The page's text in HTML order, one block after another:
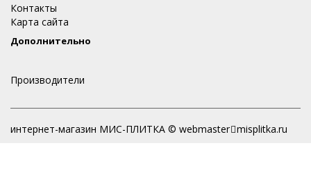
Контакты
Карта сайта
Дополнительно
Производители
интернет-магазин МИС-ПЛИТКА © webmaster misplitka.ru